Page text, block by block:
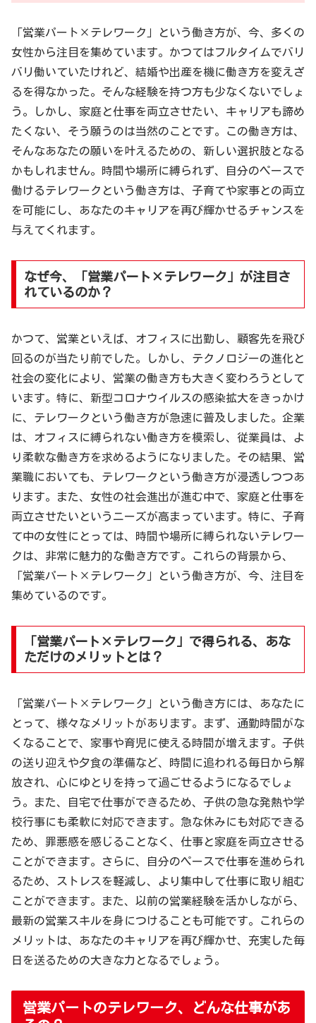
「営業パート×テレワーク」という働き方が、今、多くの
女性から注目を集めています。かつてはフルタイムでバリ
バリ働いていたけれど、結婚や出産を機に働き方を変えざ
るを得なかった。そんな経験を持つ方も少なくないでしょ
う。しかし、家庭と仕事を両立させたい、キャリアも諦め
たくない、そう願うのは当然のことです。この働き方は、
そんなあなたの願いを叶えるための、新しい選択肢となる
かもしれません。時間や場所に縛られず、自分のペースで
働けるテレワークという働き方は、子育てや家事との両立
を可能にし、あなたのキャリアを再び輝かせるチャンスを
与えてくれます。
なぜ今、「営業パート×テレワーク」が注目さ
れているのか？
かつて、営業といえば、オフィスに出勤し、顧客先を飛び
回るのが当たり前でした。しかし、テクノロジーの進化と
社会の変化により、営業の働き方も大きく変わろうとして
います。特に、新型コロナウイルスの感染拡大をきっかけ
に、テレワークという働き方が急速に普及しました。企業
は、オフィスに縛られない働き方を模索し、従業員は、よ
り柔軟な働き方を求めるようになりました。その結果、営
業職においても、テレワークという働き方が浸透しつつあ
ります。また、女性の社会進出が進む中で、家庭と仕事を
両立させたいというニーズが高まっています。特に、子育
て中の女性にとっては、時間や場所に縛られないテレワー
クは、非常に魅力的な働き方です。これらの背景から、
「営業パート×テレワーク」という働き方が、今、注目を
集めているのです。
「営業パート×テレワーク」で得られる、あな
ただけのメリットとは？
「営業パート×テレワーク」という働き方には、あなたに
とって、様々なメリットがあります。まず、通勤時間がな
くなることで、家事や育児に使える時間が増えます。子供
の送り迎えや夕食の準備など、時間に追われる毎日から解
放され、心にゆとりを持って過ごせるようになるでしょ
う。また、自宅で仕事ができるため、子供の急な発熱や学
校行事にも柔軟に対応できます。急な休みにも対応できる
ため、罪悪感を感じることなく、仕事と家庭を両立させる
ことができます。さらに、自分のペースで仕事を進められ
るため、ストレスを軽減し、より集中して仕事に取り組む
ことができます。また、以前の営業経験を活かしながら、
最新の営業スキルを身につけることも可能です。これらの
メリットは、あなたのキャリアを再び輝かせ、充実した毎
日を送るための大きな力となるでしょう。
営業パートのテレワーク、どんな仕事があ